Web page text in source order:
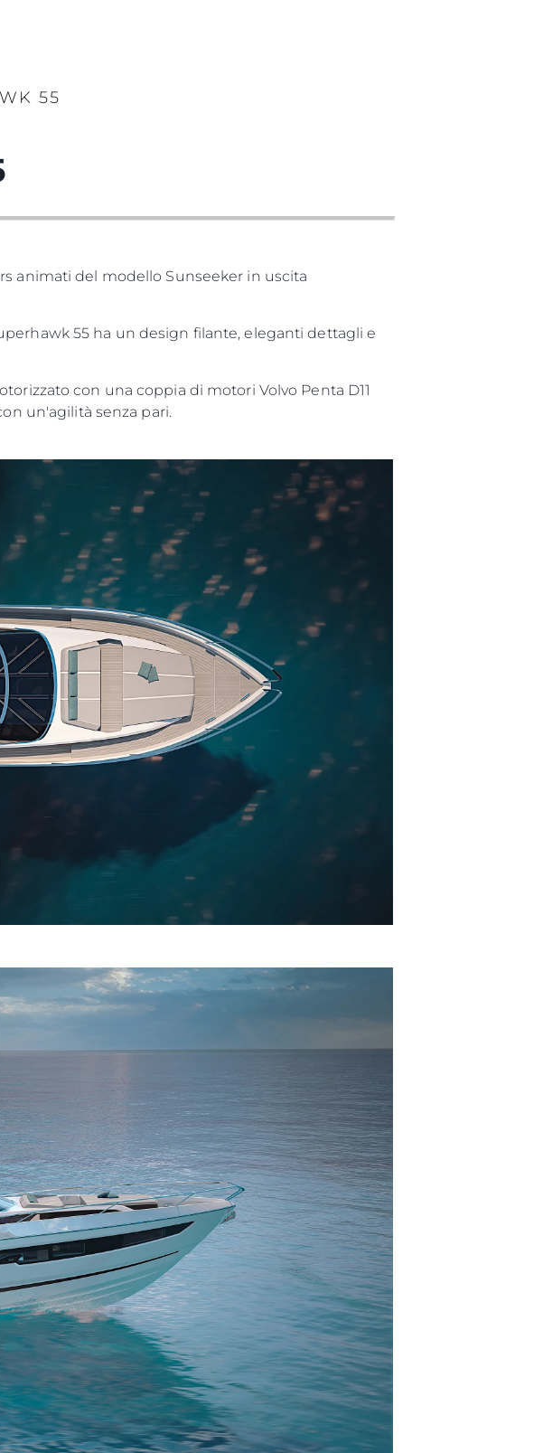
55
animati del modello Sunseeker in uscita
55 ha un design filante, eleganti dettagli e
con una coppia di motori Volvo Penta D11
un'agilità senza pari.
Charter
Innovazione
Il Team
Lifestyle